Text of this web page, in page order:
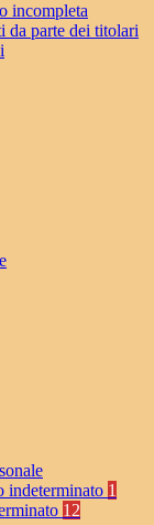
incompleta
da parte dei titolari
indeterminato 1
12